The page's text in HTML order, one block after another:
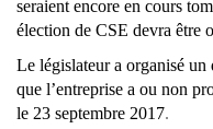
seraient encore en cours
élection de CSE devra être
Le législateur a organisé
que l’entreprise a ou non
le 23 septembre 2017.